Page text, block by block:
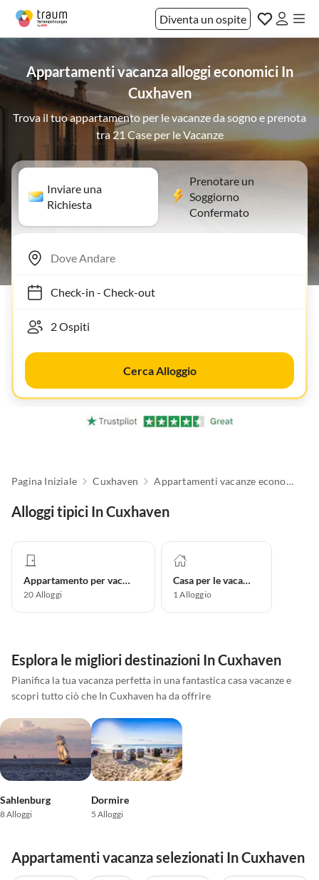
Diventa un ospite
Appartamenti vacanza alloggi economici In
Cuxhaven
Trova il tuo appartamento per le vacanze da sogno e prenota
tra 21 Case per le Vacanze
Inviare una
Richiesta
Prenotare un
Soggiorno
Confermato
Check-in- Check-out
Cerca Alloggio
Pagina Iniziale Cuxhaven Appartamenti vacanze economici
Alloggi tipici In Cuxhaven
Appartamento per vacanze
20 Alloggi
Casa per le vacanze
1Alloggio
Esplora le migliori destinazioni In Cuxhaven
Pianifica la tua vacanza perfetta in una fantastica casa vacanze e
scopri tutto ciò che In Cuxhaven ha da offrire
Sahlenburg
8 Alloggi
Dormire
5 Alloggi
Appartamenti vacanza selezionati In Cuxhaven